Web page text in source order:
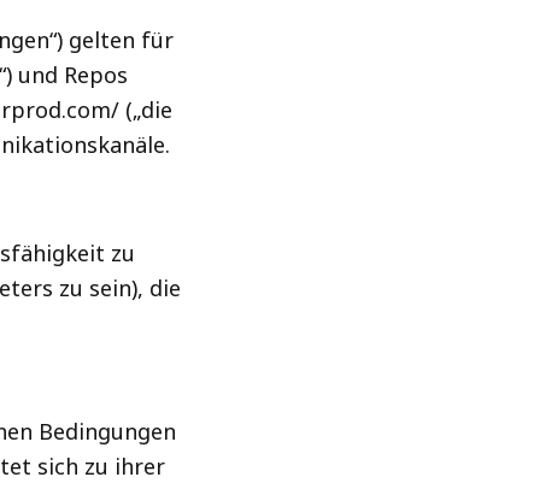
gelten für
und Repos
(„die
zu
zu sein), die
Bedingungen
sich zu ihrer